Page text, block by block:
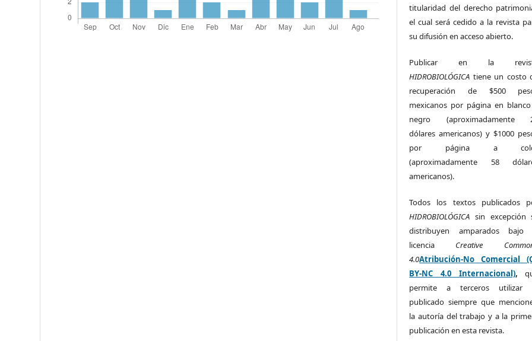
titularidad del derecho
el cual será cedido a la revista
su difusión en acceso abierto.
Publicar en la
HIDROBIOLÓGICA tiene un costo
recuperación de $500
mexicanos por página en
negro (aproximadamente
dólares americanos) y $1000
por página a
(aproximadamente 58
americanos).
Todos los textos publicados
HIDROBIOLÓGICA sin excepción
distribuyen amparados bajo
licencia Creative
4.0Atribución-No Comercial
BY-NC 4.0 Internacional),
permite a terceros utilizar
publicado siempre que
la autoría del trabajo y a la
publicación en esta revista.